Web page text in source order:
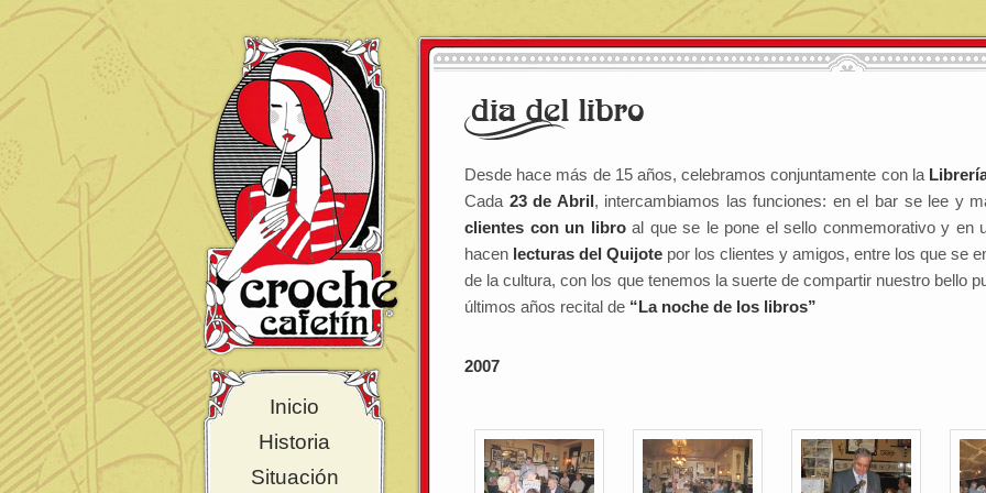
Inicio
Historia
Situación
Desde hace más de 15 años, celebramos conjuntamente con la
Cada 23 de Abril, intercambiamos las funciones: en el bar se lee y
clientes con un libroal que se le pone el sello conmemorativo y en
hacen lecturas del Quijote por los clientes y amigos, entre los que se
de la cultura, con los que tenemos la suerte de compartir nuestro bello
últimos años recital de “La noche de los libros”
2007